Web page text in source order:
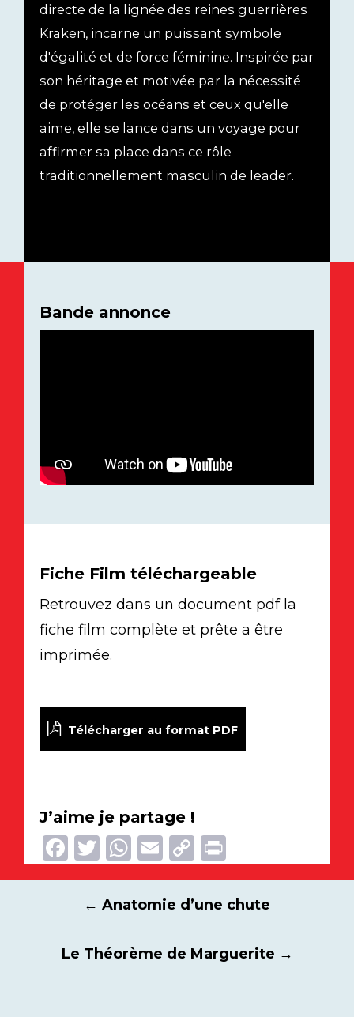
directe de la lignée des reines guerrières
Kraken, incarne un puissant symbole
d'égalité et de force féminine. Inspirée par
son héritage et motivée par la nécessité
de protéger les océans et ceux qu'elle
aime, elle se lance dans un voyage pour
affirmer sa place dans ce rôle
traditionnellement masculin de leader.
Bande annonce
Fiche Film téléchargeable
Retrouvez dans un document pdf la
fiche film complète et prête a être
imprimée.
Télécharger au format PDF
J’aime je partage !
Facebook
Twitter
WhatsApp
EmailCopy
Link
Navigation
articles
← Anatomie d’une chute
Le Théorème de Marguerite →